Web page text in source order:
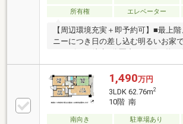
所有権
エレベーター
【周辺環境充実＋即予約可】■最上
ニーにつき日の差し込む明るいお家
コンビニが徒歩6分圏内でお買い物至
大橋病院まで徒歩5分といざという時
1,490万円
3LDK 62.76m2
10階 南
南向き 駐車場あり